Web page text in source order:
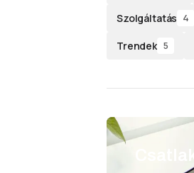
Szolgáltatás 4
Trendek 5